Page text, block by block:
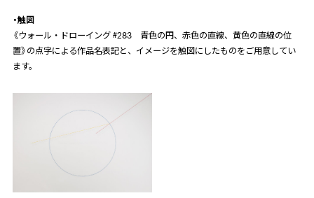
・触図
《ウォール・ドローイング#283青色の円、赤色の直線、黄色の直線の位
置》の点字による作品名表記と、イメージを触図にしたものをご用意してい
ます。